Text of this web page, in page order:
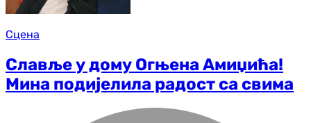
Сцена
Славље у дому Огњена Амиџића!
Мина подијелила радост са свима